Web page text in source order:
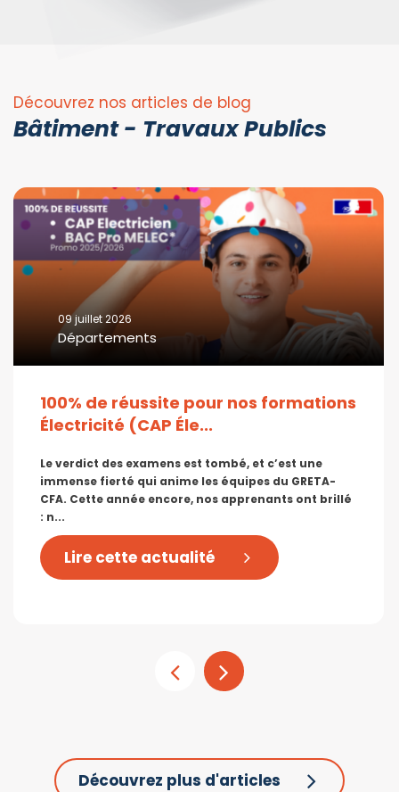
Découvrez nos articles de blog
Bâtiment - Travaux Publics
09 juillet 2026
Départements
100% de réussite pour nos formations
Électricité (CAP Éle...
Le verdict des examens est tombé, et c’est une
immense fierté qui anime les équipes du GRETA-
CFA. Cette année encore, nos apprenants ont brillé
: n...
Lire cette actualité
Découvrez plus d'articles